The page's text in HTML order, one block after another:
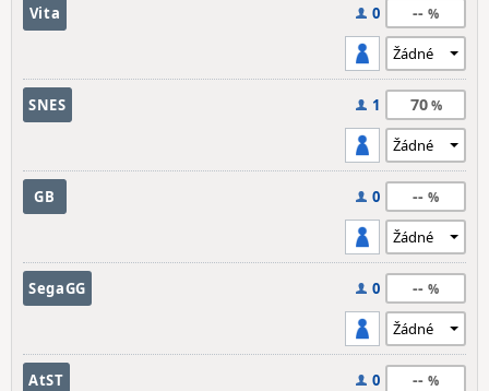
Vita 0 --
SNES 1 70
GB 0 --
SegaGG 0 --
AtST 0 --